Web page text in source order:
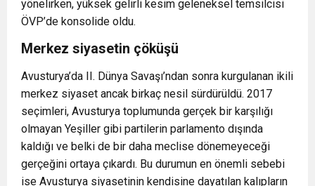
yönelirken, yüksek gelirli kesim geleneksel temsilcisi
ÖVP’de konsolide oldu.
Merkez siyasetin çöküşü
Avusturya’da II. Dünya Savaşı’ndan sonra kurgulanan ikili
merkez siyaset ancak birkaç nesil sürdürüldü. 2017
seçimleri, Avusturya toplumunda gerçek bir karşılığı
olmayan Yeşiller gibi partilerin parlamento dışında
kaldığı ve belki de bir daha meclise dönemeyeceği
gerçeğini ortaya çıkardı. Bu durumun en önemli sebebi
ise Avusturya siyasetinin kendisine dayatılan kalıpların